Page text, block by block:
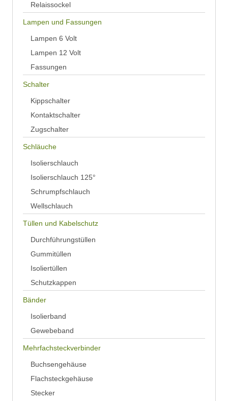
Relaissockel
Lampen und Fassungen
Lampen 6 Volt
Lampen 12 Volt
Fassungen
Schalter
Kippschalter
Kontaktschalter
Zugschalter
Schläuche
Isolierschlauch
Isolierschlauch 125°
Schrumpfschlauch
Wellschlauch
Tüllen und Kabelschutz
Durchführungstüllen
Gummitüllen
Isoliertüllen
Schutzkappen
Bänder
Isolierband
Gewebeband
Mehrfachsteckverbinder
Buchsengehäuse
Flachsteckgehäuse
Stecker